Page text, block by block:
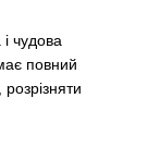
чудова
повний